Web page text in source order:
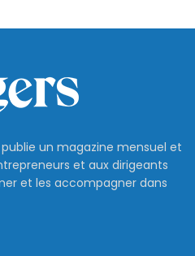
un magazine mensuel et
et aux dirigeants
et les accompagner dans